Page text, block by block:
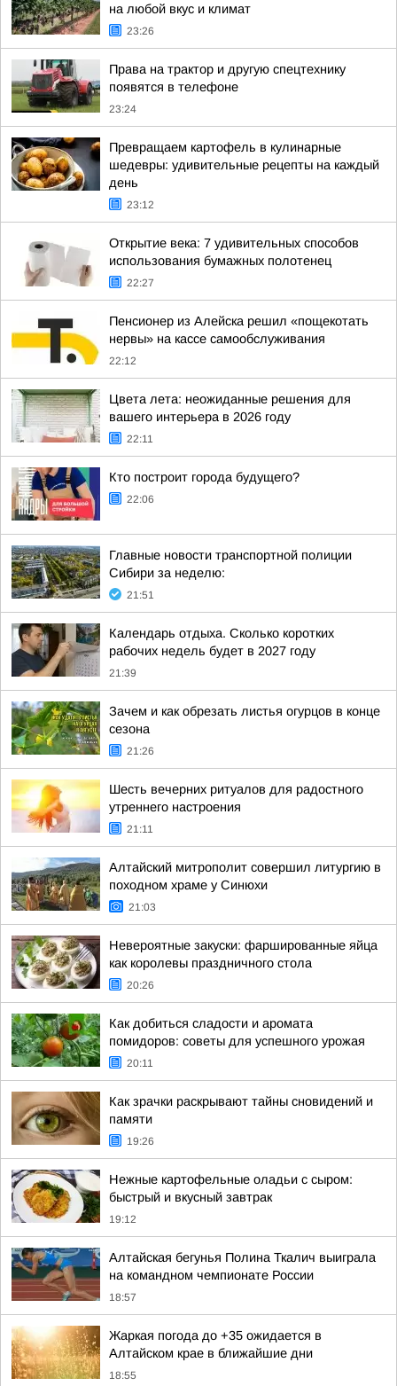
на любой вкус и климат
23:26
Права на трактор и другую спецтехнику
появятся в телефоне
23:24
Превращаем картофель в кулинарные
шедевры: удивительные рецепты на каждый
день
23:12
Открытие века: 7 удивительных способов
использования бумажных полотенец
22:27
Пенсионер из Алейска решил «пощекотать
нервы» на кассе самообслуживания
22:12
Цвета лета: неожиданные решения для
вашего интерьера в 2026 году
22:11
Кто построит города будущего?
22:06
Главные новости транспортной полиции
Сибири за неделю:
21:51
Календарь отдыха. Сколько коротких
рабочих недель будет в 2027 году
21:39
Зачем и как обрезать листья огурцов в конце
сезона
21:26
Шесть вечерних ритуалов для радостного
утреннего настроения
21:11
Алтайский митрополит совершил литургию в
походном храме у Синюхи
21:03
Невероятные закуски: фаршированные яйца
как королевы праздничного стола
20:26
Как добиться сладости и аромата
помидоров: советы для успешного урожая
20:11
Как зрачки раскрывают тайны сновидений и
памяти
19:26
Нежные картофельные оладьи с сыром:
быстрый и вкусный завтрак
19:12
Алтайская бегунья Полина Ткалич выиграла
на командном чемпионате России
18:57
Жаркая погода до +35 ожидается в
Алтайском крае в ближайшие дни
18:55